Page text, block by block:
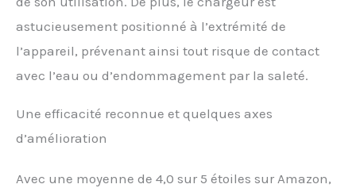
astucieusement positionné à l’extrémité de
l’appareil, prévenant ainsi tout risque de contact
avec l’eau ou d’endommagement par la saleté.
Une efficacité reconnue et quelques axes
d’amélioration
Avec une moyenne de 4,0 sur 5 étoiles sur Amazon,